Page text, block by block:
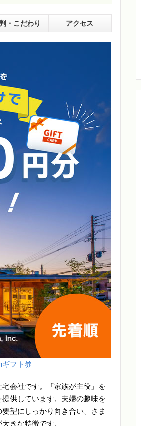
・こだわり アクセス
ギフト券
会社です。「家族が主役」を
供しています。夫婦の趣味を
望にしっかり向き合い、さま
きな特徴です。